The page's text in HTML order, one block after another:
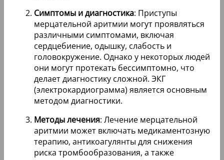
Симптомы и диагностика: Приступы
мерцательной аритмии могут проявляться
различными симптомами, включая
сердцебиение, одышку, слабость и
головокружение. Однако у некоторых людей
они могут протекать бессимптомно, что
делает диагностику сложной. ЭКГ
(электрокардиограмма) является основным
методом диагностики.
Методы лечения: Лечение мерцательной
аритмии может включать медикаментозную
терапию, антикоагулянты для снижения
риска тромбообразования, а также